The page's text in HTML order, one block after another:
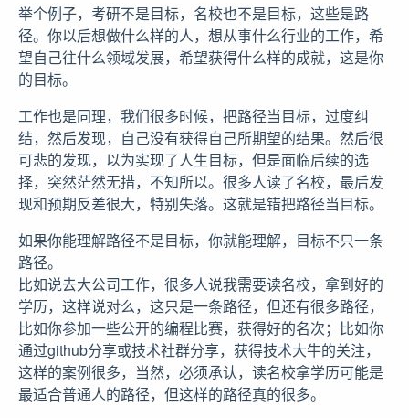
举个例子，考研不是目标，名校也不是目标，这些是路
径。你以后想做什么样的人，想从事什么行业的工作，希
望自己往什么领域发展，希望获得什么样的成就，这是你
的目标。
工作也是同理，我们很多时候，把路径当目标，过度纠
结，然后发现，自己没有获得自己所期望的结果。然后很
可悲的发现，以为实现了人生目标，但是面临后续的选
择，突然茫然无措，不知所以。很多人读了名校，最后发
现和预期反差很大，特别失落。这就是错把路径当目标。
如果你能理解路径不是目标，你就能理解，目标不只一条
路径。
比如说去大公司工作，很多人说我需要读名校，拿到好的
学历，这样说对么，这只是一条路径，但还有很多路径，
比如你参加一些公开的编程比赛，获得好的名次；比如你
通过github分享或技术社群分享，获得技术大牛的关注，
这样的案例很多，当然，必须承认，读名校拿学历可能是
最适合普通人的路径，但这样的路径真的很多。